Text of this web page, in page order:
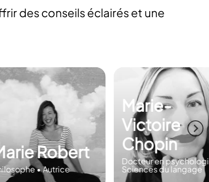
des conseils éclairés et une
Marie-
Victoire
en psychologie •
du langage
Serge
Sociologue • Expert
plus de 50 ans